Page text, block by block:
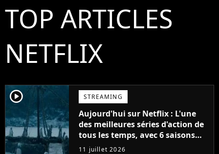
TOP ARTICLES
NETFLIX
player2 STREAMING
Aujourd'hui sur Netflix : L'une
des meilleures séries d'action de
tous les temps, avec 6 saisons
parfaites
11 juillet 2026